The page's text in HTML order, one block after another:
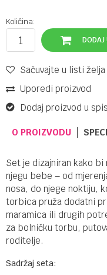
Količina:
DODAJ
Sačuvajte u listi želja
Uporedi proizvod
Dodaj proizvod u
O PROIZVODU
Set je dizajniran kako
njegu bebe – od
nosa, do njege noktiju,
torbica pruža dodatni
maramica ili drugih
za bolničku torbu,
roditelje.
Sadržaj seta: